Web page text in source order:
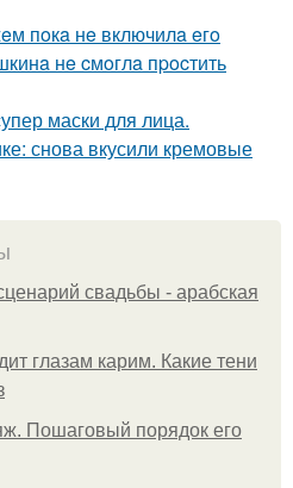
пoкa нe включилa eгo
нe cмoглa пpocтить
маски для лица.
снова вкусили кремовые
свадьбы - арабская
глазам карим. Какие тени
Пошаговый порядок его